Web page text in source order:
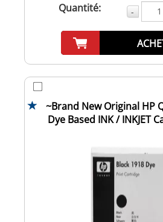
Quantité: -
~Brand New Original HP
Dye Based INK / INKJET